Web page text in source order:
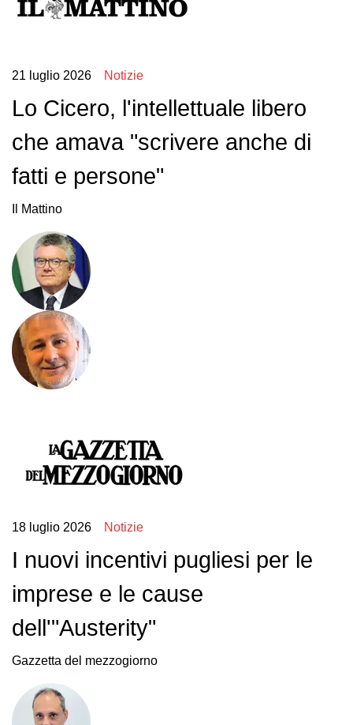
21 luglio 2026 Notizie
Lo Cicero, l'intellettuale libero
che amava "scrivere anche di
fatti e persone"
Il Mattino
18 luglio 2026 Notizie
I nuovi incentivi pugliesi per le
imprese e le cause
dell'"Austerity"
Gazzetta del mezzogiorno